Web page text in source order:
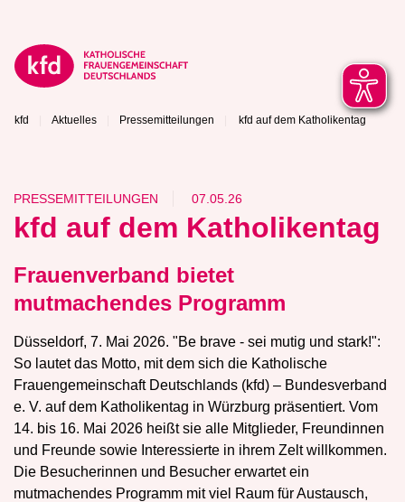
kfd Aktuelles Pressemitteilungen kfd auf dem Katholikentag
PRESSEMITTEILUNGEN 07.05.26
kfd auf dem Katholikentag
Frauenverband bietet
mutmachendes Programm
Düsseldorf, 7. Mai 2026. "Be brave - sei mutig und stark!":
So lautet das Motto, mit dem sich die Katholische
Frauengemeinschaft Deutschlands (kfd) – Bundesverband
e. V. auf dem Katholikentag in Würzburg präsentiert. Vom
14. bis 16. Mai 2026 heißt sie alle Mitglieder, Freundinnen
und Freunde sowie Interessierte in ihrem Zelt willkommen.
Die Besucherinnen und Besucher erwartet ein
mutmachendes Programm mit viel Raum für Austausch,